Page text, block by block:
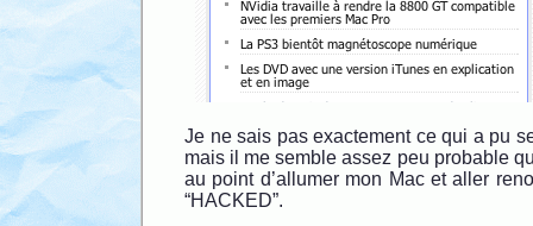
Je ne sais pas exactement ce qui a pu
mais il me semble assez peu probable
au point d’allumer mon Mac et aller
“HACKED”.